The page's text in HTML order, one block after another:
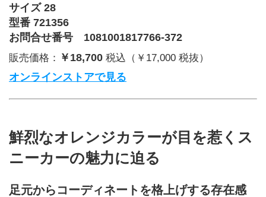
サイズ 28
型番 721356
お問合せ番号 1081001817766-372
販売価格： ￥18,700 税込（￥17,000 税抜）
オンラインストアで見る
鮮烈なオレンジカラーが目を惹くス
ニーカーの魅力に迫る
足元からコーディネートを格上げする存在感